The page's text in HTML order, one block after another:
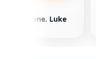
Luke